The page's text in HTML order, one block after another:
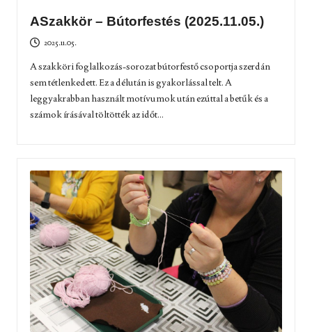
ASzakkör – Bútorfestés (2025.11.05.)
2025.11.05.
A szakköri foglalkozás-sorozat bútorfestő csoportja szerdán
sem tétlenkedett. Ez a délután is gyakorlással telt. A
leggyakrabban használt motívumok után ezúttal a betűk és a
számok írásával töltötték az időt...